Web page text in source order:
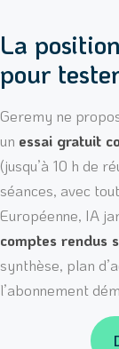
La
pour
Geremy ne
un essai gratuit
(jusqu’à 10 h de
séances, avec
Européenne, IA
comptes rendus
synthèse, plan
l’abonnement